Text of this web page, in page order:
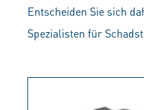
Entscheiden Sie sich
Spezialisten für